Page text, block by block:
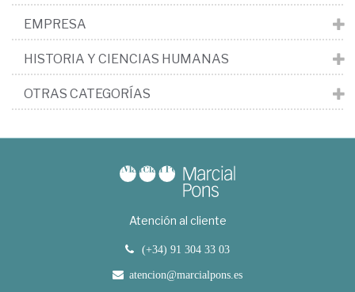
EMPRESA
HISTORIA Y CIENCIAS HUMANAS
OTRAS CATEGORÍAS
Atención al cliente
(+34) 91 304 33 03
atencion@marcialpons.es